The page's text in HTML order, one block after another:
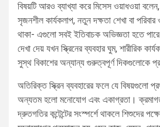
বিষয়টি আরও ব্যাখ্যা করে মিসেস ওয়াধওয়া
সৃজনশীল কার্যকলাপ, নতুন দক্ষতা শেখা বা
থাকা- এগুলো সবই ইতিবাচক অভিজ্ঞতা হতে
দেখা দেয় যখন স্ক্রিনের ব্যবহার ঘুম, শারীরিক
সুস্থ বিকাশের অন্যান্য গুরুত্বপূর্ণ দিকগুলোকে
অতিরিক্ত স্ক্রিন ব্যবহারের ফলে যে বিষয়গুলো
অন্যতম হলো মনোযোগ এবং একাগ্রতা।
দ্রুতগতির কন্টেন্টের সংস্পর্শে থাকলে শিশুদের